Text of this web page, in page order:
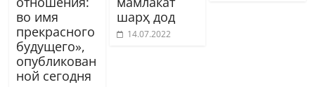
во имя
прекрасного
будущего»,
опубликован
ной сегодня
шарҳ дод
14.07.2022